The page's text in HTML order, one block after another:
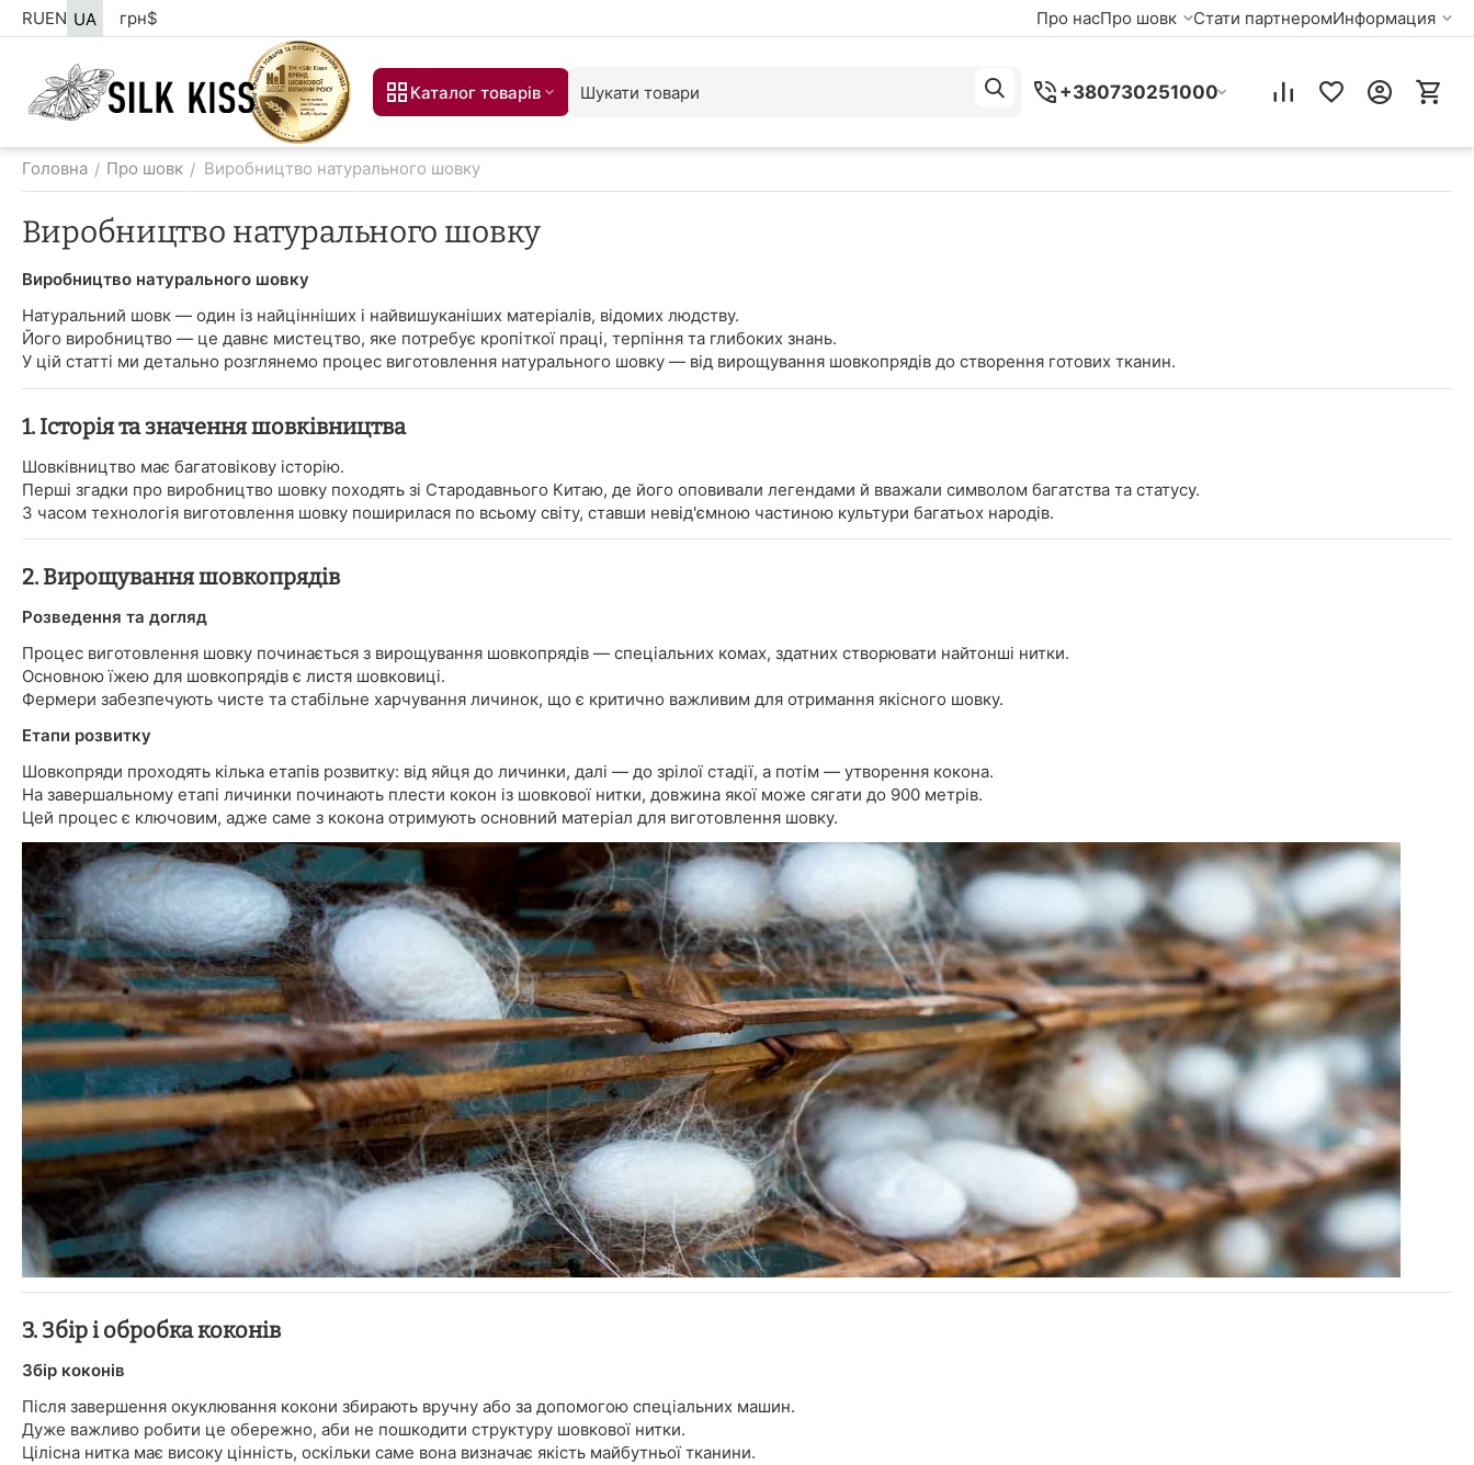
RUEN UA грн$ Про насПро шовк Стати партнеромИнформация
Каталог товарiв +380730251000
Головна / Про шовк / Виробництво натурального шовку
Виробництво натурального шовку
Виробництво натурального шовку
Натуральний шовк — один із найцінніших і найвишуканіших матеріалів, відомих людству.
Його виробництво — це давнє мистецтво, яке потребує кропіткої праці, терпіння та глибоких знань.
У цій статті ми детально розглянемо процес виготовлення натурального шовку — від вирощування шовкопрядів до створення готових тканин.
1. Історія та значення шовківництва
Шовківництво має багатовікову історію.
Перші згадки про виробництво шовку походять зі Стародавнього Китаю, де його оповивали легендами й вважали символом багатства та статусу.
З часом технологія виготовлення шовку поширилася по всьому світу, ставши невід'ємною частиною культури багатьох народів.
2. Вирощування шовкопрядів
Розведення та догляд
Процес виготовлення шовку починається з вирощування шовкопрядів — спеціальних комах, здатних створювати найтонші нитки.
Основною їжею для шовкопрядів є листя шовковиці.
Фермери забезпечують чисте та стабільне харчування личинок, що є критично важливим для отримання якісного шовку.
Етапи розвитку
Шовкопряди проходять кілька етапів розвитку: від яйця до личинки, далі — до зрілої стадії, а потім — утворення кокона.
На завершальному етапі личинки починають плести кокон із шовкової нитки, довжина якої може сягати до 900 метрів.
Цей процес є ключовим, адже саме з кокона отримують основний матеріал для виготовлення шовку.
3. Збір і обробка коконів
Збір коконів
Після завершення окуклювання кокони збирають вручну або за допомогою спеціальних машин.
Дуже важливо робити це обережно, аби не пошкодити структуру шовкової нитки.
Цілісна нитка має високу цінність, оскільки саме вона визначає якість майбутньої тканини.